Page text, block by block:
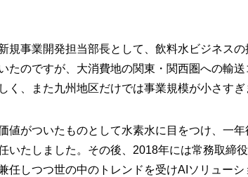
規事業開発担当部長として、飲料水ビジネス
たのですが、大消費地の関東・関西圏への輸
く、また九州地区だけでは事業規模が小さすぎ
値がついたものとして水素水に目をつけ、一
いたしました。その後、2018年には常務取締
任しつつ世の中のトレンドを受けAIソリューシ